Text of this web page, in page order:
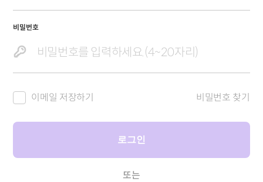
비밀번호
이메일 저장하기 비밀번호 찾기
로그인
또는